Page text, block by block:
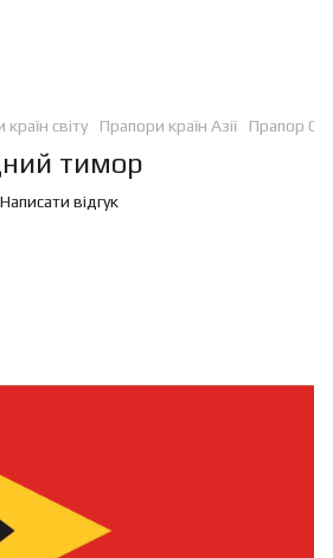
світу Прапори країн Азії Прапор
тимор
Написати відгук